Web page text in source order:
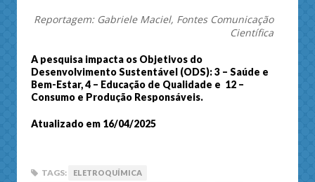
Reportagem: Gabriele Maciel, Fontes Comunicação
Científica
A pesquisa impacta os Objetivos do
Desenvolvimento Sustentável (ODS): 3 – Saúde e
Bem-Estar, 4 – Educação de Qualidade e 12 –
Consumo e Produção Responsáveis.
Atualizado em 16/04/2025
TAGS:
ELETROQUÍMICA